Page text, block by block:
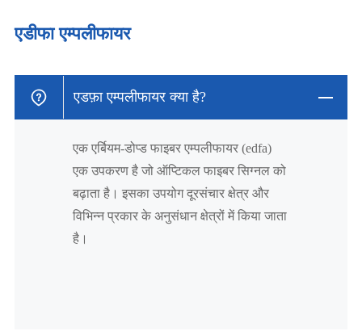
एडीफा एम्पलीफायर
एडफ़ा एम्पलीफायर क्या है?
एक एर्बियम-डोप्ड फाइबर एम्पलीफायर (edfa)
एक उपकरण है जो ऑप्टिकल फाइबर सिग्नल को
बढ़ाता है। इसका उपयोग दूरसंचार क्षेत्र और
विभिन्न प्रकार के अनुसंधान क्षेत्रों में किया जाता
है।